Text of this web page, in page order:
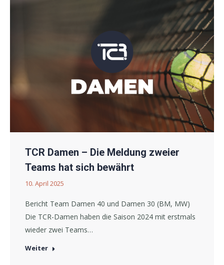
TCR Damen – Die Meldung zweier
Teams hat sich bewährt
10. April 2025
Bericht Team Damen 40 und Damen 30 (BM, MW)
Die TCR-Damen haben die Saison 2024 mit erstmals
wieder zwei Teams…
Weiter